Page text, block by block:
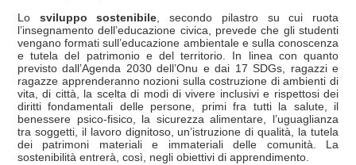
Lo sviluppo sostenibile, secondo pilastro su cui ruota
l’insegnamento dell’educazione civica, prevede che gli studenti
vengano formati sull’educazione ambientale e sulla conoscenza
e tutela del patrimonio e del territorio. In linea con quanto
previsto dall’Agenda 2030 dell’Onu e dai 17 SDGs, ragazzi e
ragazze apprenderanno nozioni sulla costruzione di ambienti di
vita, di città, la scelta di modi di vivere inclusivi e rispettosi dei
diritti fondamentali delle persone, primi fra tutti la salute, il
benessere psico-fisico, la sicurezza alimentare, l’uguaglianza
tra soggetti, il lavoro dignitoso, un’istruzione di qualità, la tutela
dei patrimoni materiali e immateriali delle comunità. La
sostenibilità entrerà, così, negli obiettivi di apprendimento.